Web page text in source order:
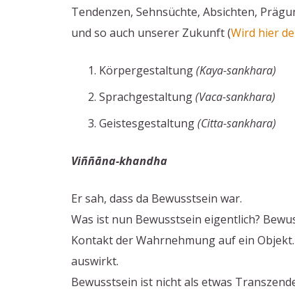
Tendenzen, Sehnsüchte, Absichten,
und so auch unserer Zukunft (Wird hier
Körpergestaltung(Kaya-sankhara)
Sprachgestaltung(Vaca-sankhara)
Geistesgestaltung(Citta-sankhara)
Viññāna-khandha
Er sah, dass da Bewusstsein war.
Was ist nun Bewusstsein eigentlich?
Kontakt der Wahrnehmung auf ein
auswirkt.
Bewusstsein ist nicht als etwas